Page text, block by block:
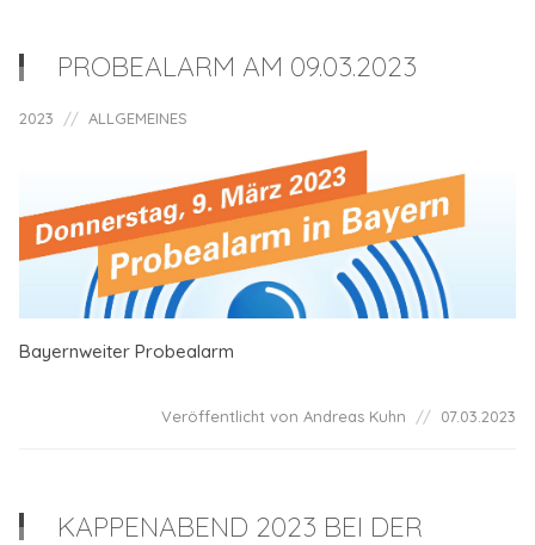
PROBEALARM AM 09.03.2023
2023 ALLGEMEINES
Bayernweiter Probealarm
Veröffentlicht von Andreas Kuhn 07.03.2023
KAPPENABEND 2023 BEI DER